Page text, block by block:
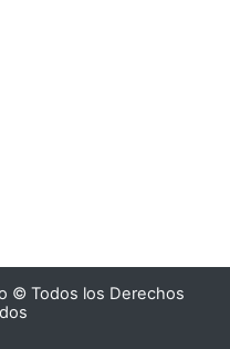
© Todos los Derechos